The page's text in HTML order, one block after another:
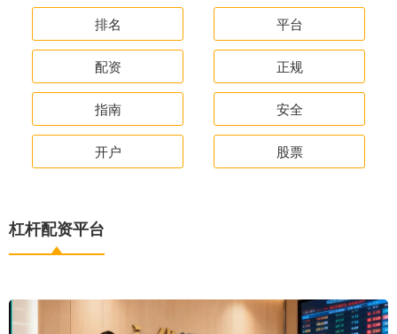
排名 平台
配资 正规
指南 安全
开户 股票
杠杆配资平台